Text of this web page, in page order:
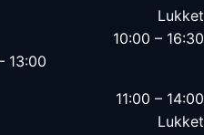
Lukket
10:00 – 16:30
13:00
11:00 – 14:00
Lukket